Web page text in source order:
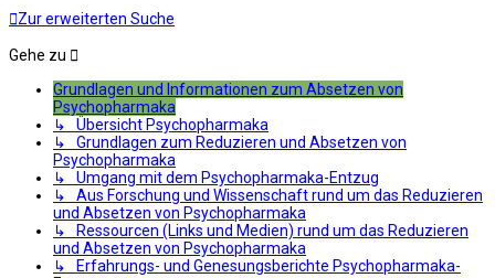
Zur erweiterten Suche
Gehe zu
Grundlagen und Informationen zum Absetzen von
Psychopharmaka
↳ Übersicht Psychopharmaka
↳ Grundlagen zum Reduzieren und Absetzen von
Psychopharmaka
↳ Umgang mit dem Psychopharmaka-Entzug
↳ Aus Forschung und Wissenschaft rund um das Reduzieren
und Absetzen von Psychopharmaka
↳ Ressourcen (Links und Medien) rund um das Reduzieren
und Absetzen von Psychopharmaka
↳ Erfahrungs- und Genesungsberichte Psychopharmaka-